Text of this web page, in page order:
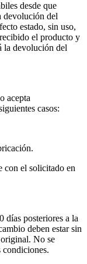
desde que
devolución del
estado, sin uso,
el producto y
la devolución del
acepta
casos:
con el solicitado en
días posteriores a la
deben estar sin
No se
condiciones.